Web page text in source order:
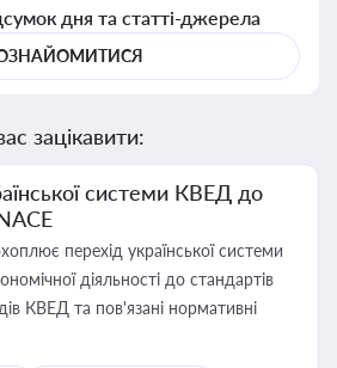
дня та статті-джерела
зацікавити:
системи КВЕД до
перехід української системи
діяльності до стандартів
КВЕД та пов'язані нормативні